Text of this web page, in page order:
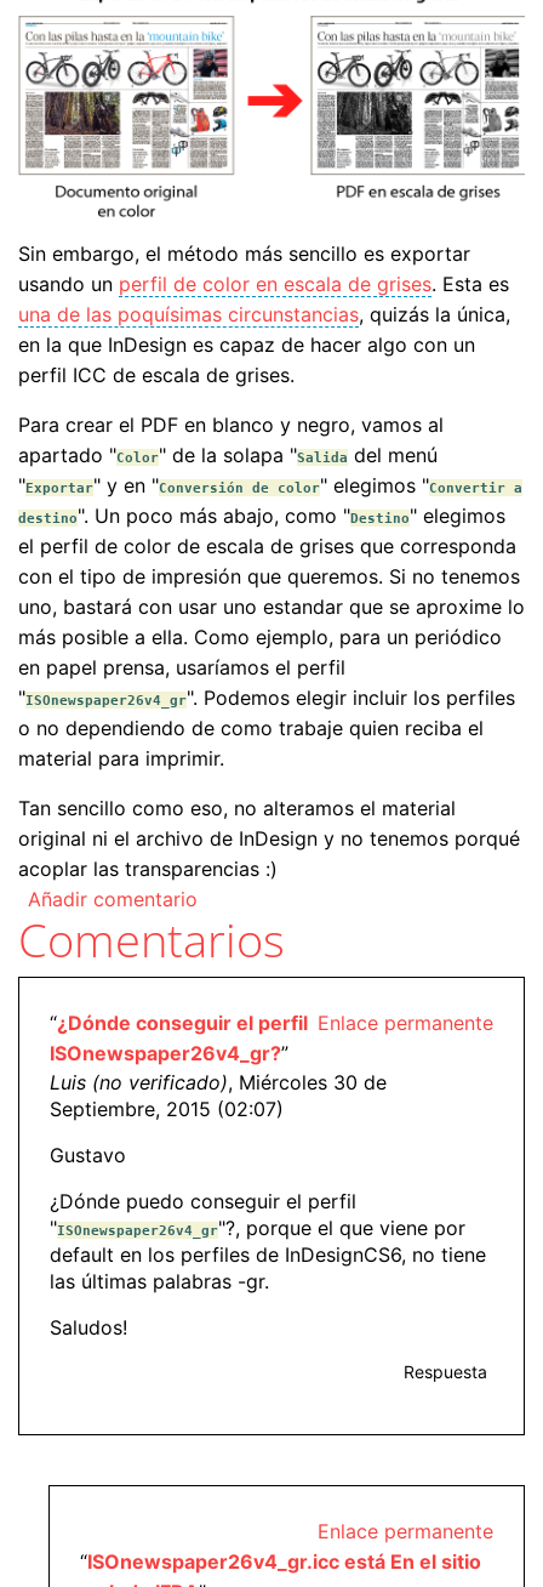
Sin embargo, el método más sencillo es exportar
usando un perfil de color en escala de grises. Esta es
una de las poquísimas circunstancias, quizás la única,
en la que InDesign es capaz de hacer algo con un
perfil ICC de escala de grises.
Para crear el PDF en blanco y negro, vamos al
apartado "Color" de la solapa "Salida del menú
"Exportar" y en "Conversión de color" elegimos "Convertir a
destino". Un poco más abajo, como "Destino" elegimos
el perfil de color de escala de grises que corresponda
con el tipo de impresión que queremos. Si no tenemos
uno, bastará con usar uno estandar que se aproxime lo
más posible a ella. Como ejemplo, para un periódico
en papel prensa, usaríamos el perfil
"ISOnewspaper26v4_gr". Podemos elegir incluir los perfiles
o no dependiendo de como trabaje quien reciba el
material para imprimir.
Tan sencillo como eso, no alteramos el material
original ni el archivo de InDesign y no tenemos porqué
acoplar las transparencias :)
Añadir comentario
Comentarios
Enlace permanente
“¿Dónde conseguir el perfil
ISOnewspaper26v4_gr?”
Luis (no verificado), Miércoles 30 de
Septiembre, 2015 (02:07)
Gustavo
¿Dónde puedo conseguir el perfil
"ISOnewspaper26v4_gr"?, porque el que viene por
default en los perfiles de InDesignCS6, no tiene
las últimas palabras -gr.
Saludos!
Respuesta
Enlace permanente
“ISOnewspaper26v4_gr.icc está En el sitio